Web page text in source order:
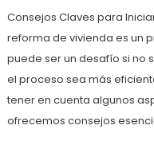
Consejos Claves para
reforma de vivienda es un
puede ser un desafío si no
el proceso sea más
tener en cuenta algunos
ofrecemos consejos